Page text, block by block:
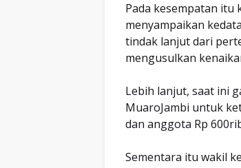
Pada kesempatan itu
menyampaikan
tindak lanjut dari
mengusulkan
Lebih lanjut, saat ini
MuaroJambi untuk
dan anggota Rp
Sementara itu wakil